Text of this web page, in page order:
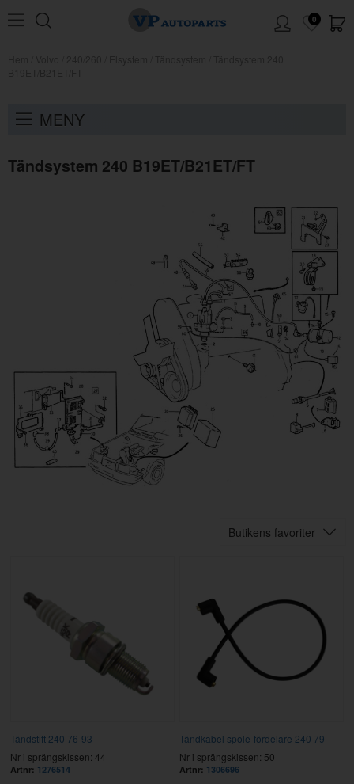
0
MENY
Tändsystem 240 B19ET/B21ET/FT
Butikens favoriter
Tändstift 240 76-93
Nr i sprängskissen: 44
Artnr: 1276514
Tändkabel spole-fördelare 240 79-
Nr i sprängskissen: 50
Artnr: 1306696